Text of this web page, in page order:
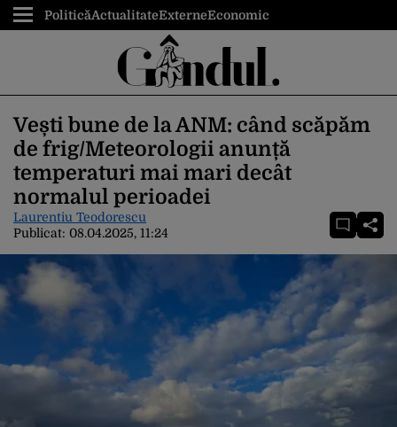
PoliticăActualitateExterneEconomic
Vești bune de la ANM: când scăpăm
de frig/Meteorologii anunță
temperaturi mai mari decât
normalul perioadei
Laurentiu Teodorescu
Publicat: 08.04.2025, 11:24